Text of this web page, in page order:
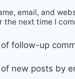
email, and
the next time I
follow-up
new posts by